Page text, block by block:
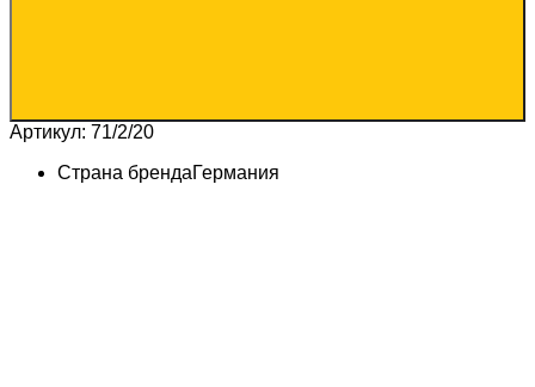
Артикул: 71/2/20
Страна брендаГермания